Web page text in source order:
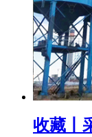
收藏丨